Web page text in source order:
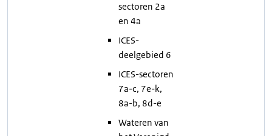
sectoren 2a
en 4a
ICES-
deelgebied 6
ICES-sectoren
7a-c, 7e-k,
8a-b, 8d-e
Wateren van